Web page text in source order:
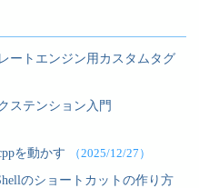
ートエンジン用カスタムタグ
ステンション入門
を動かす （2025/12/27）
のショートカットの作り方